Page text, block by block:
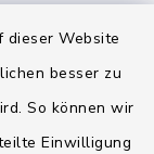
dieser Website
besser zu
So können wir
Einwilligung